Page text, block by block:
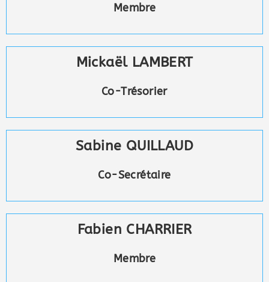
Membre
Mickaël LAMBERT
Co-Trésorier
Sabine QUILLAUD
Co-Secrétaire
Fabien CHARRIER
Membre